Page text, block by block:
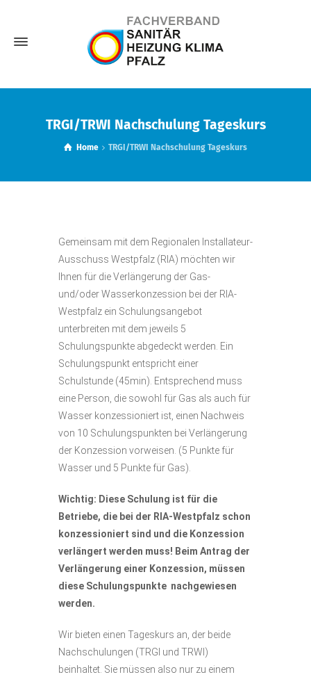
TRGI/TRWI Nachschulung Tageskurs
Home TRGI/TRWI Nachschulung Tageskurs
Gemeinsam mit dem Regionalen Installateur-
Ausschuss Westpfalz (RIA) möchten wir
Ihnen für die Verlängerung der Gas-
und/oder Wasserkonzession bei der RIA-
Westpfalz ein Schulungsangebot
unterbreiten mit dem jeweils 5
Schulungspunkte abgedeckt werden. Ein
Schulungspunkt entspricht einer
Schulstunde (45min). Entsprechend muss
eine Person, die sowohl für Gas als auch für
Wasser konzessioniert ist, einen Nachweis
von 10 Schulungspunkten bei Verlängerung
der Konzession vorweisen. (5 Punkte für
Wasser und 5 Punkte für Gas).
Wichtig: Diese Schulung ist für die
Betriebe, die bei der RIA-Westpfalz schon
konzessioniert sind und die Konzession
verlängert werden muss! Beim Antrag der
Verlängerung einer Konzession, müssen
diese Schulungspunkte nachgewiesen
werden.
Wir bieten einen Tageskurs an, der beide
Nachschulungen (TRGI und TRWI)
beinhaltet. Sie müssen also nur zu einem